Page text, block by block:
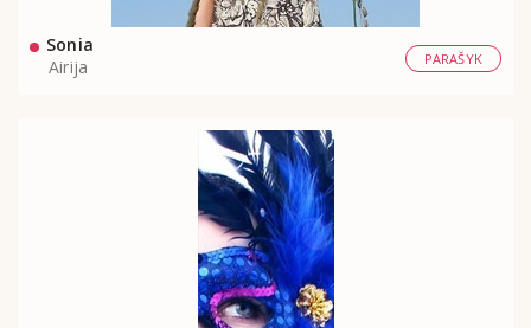
Sonia
Airija
PARAŠYK